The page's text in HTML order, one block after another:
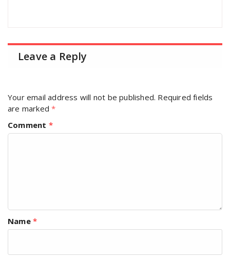
Leave a Reply
Your email address will not be published. Required fields
are marked*
Comment *
Name *